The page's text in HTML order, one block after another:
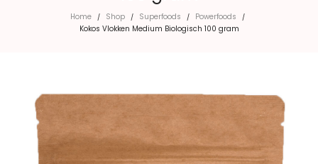
Home / Shop / Superfoods / Powerfoods /
Kokos Vlokken Medium Biologisch 100 gram